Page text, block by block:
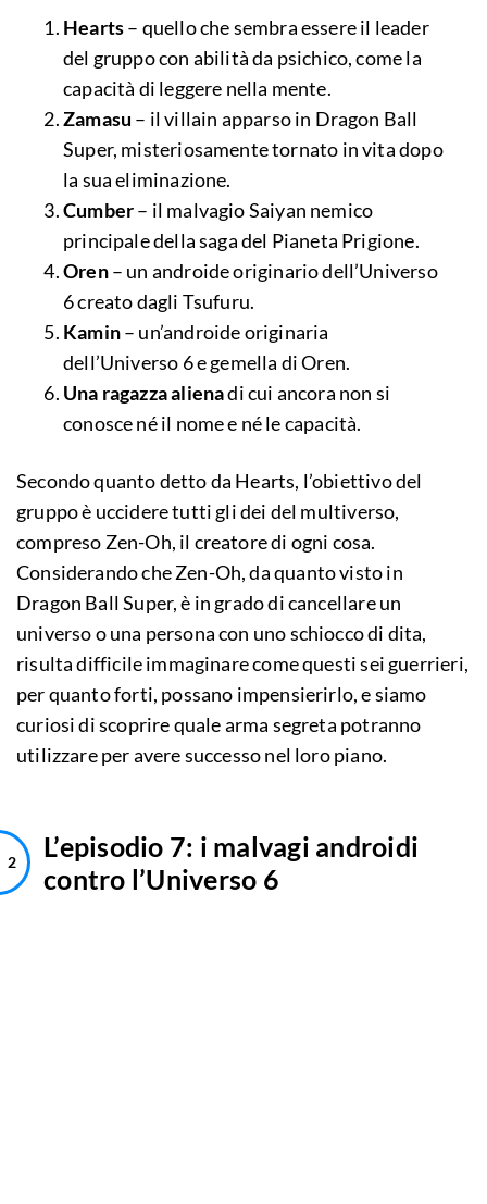
Hearts– quello che sembra essere il leader
del gruppo con abilità da psichico, come la
capacità di leggere nella mente.
Zamasu – il villain apparso in Dragon Ball
Super, misteriosamente tornato in vita dopo
la sua eliminazione.
Cumber– il malvagio Saiyan nemico
principale della saga del Pianeta Prigione.
Oren– un androide originario dell’Universo
6 creato dagli Tsufuru.
Kamin– un’androide originaria
dell’Universo 6 e gemella di Oren.
Una ragazza alienadi cui ancora non si
conosce né il nome e né le capacità.
Secondo quanto detto da Hearts, l’obiettivo del
gruppo è uccidere tutti gli dei del multiverso,
compreso Zen-Oh, il creatore di ogni cosa.
Considerando che Zen-Oh, da quanto visto in
Dragon Ball Super, è in grado di cancellare un
universo o una persona con uno schiocco di dita,
risulta difficile immaginare come questi sei guerrieri,
per quanto forti, possano impensierirlo, e siamo
curiosi di scoprire quale arma segreta potranno
utilizzare per avere successo nel loro piano.
L’episodio 7: i malvagi androidi
contro l’Universo 6